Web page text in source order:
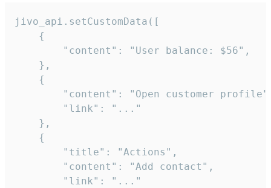
jivo_api.setCustomData([
    {
        "content": "User balance: $56",
    },
    {
"content": "Open customer
        "link": "..."
    },
    {
        "title": "Actions",
        "content": "Add contact",
        "link": "..."